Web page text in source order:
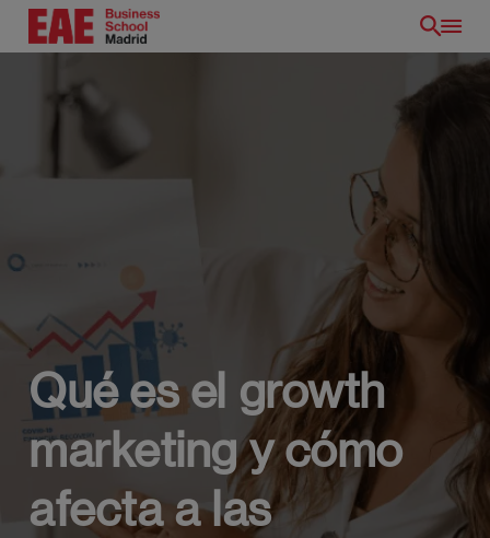
Pasar
principal
Qué es el growth
marketing y cómo
afecta a las